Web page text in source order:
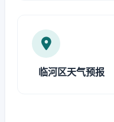
临河区天气预报